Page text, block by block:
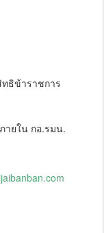
ธิข้าราชการ
ยใน กอ.รมน.